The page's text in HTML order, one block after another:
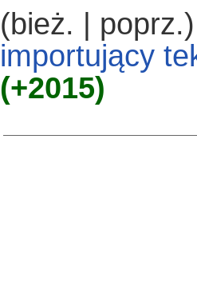
(bież. | poprz.)
importujący
(+2015)